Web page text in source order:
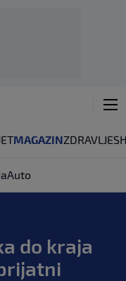
MAGAZINZDRAVLJE
Auto
do kraja